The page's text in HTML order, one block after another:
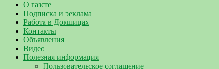
О газете
Подписка и реклама
Работа в Докшицах
Контакты
Объявления
Видео
Полезная информация
Пользовательское соглашение